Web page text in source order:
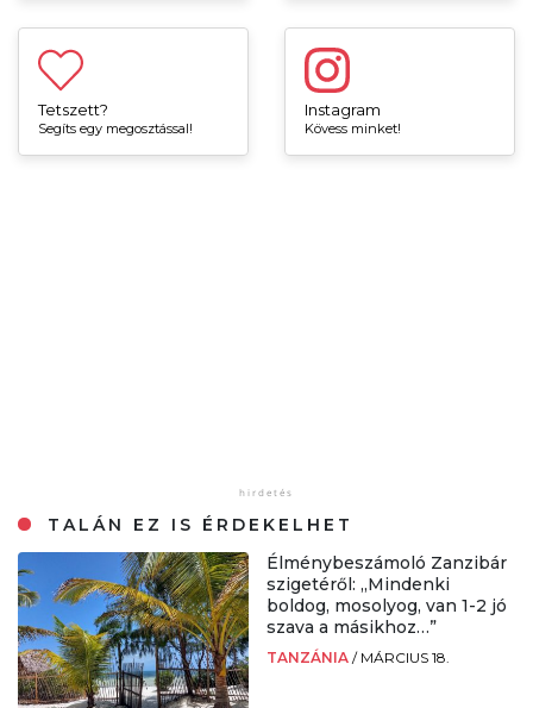
Tetszett?
Segíts egy megosztással!
Instagram
Kövess minket!
TALÁN EZ IS ÉRDEKELHET
Élménybeszámoló Zanzibár
szigetéről: „Mindenki
boldog, mosolyog, van 1-2 jó
szava a másikhoz…”
TANZÁNIA / MÁRCIUS 18.